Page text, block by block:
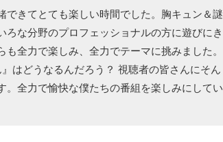
できてとても楽しい時間でした。胸キュン＆謎
な分野のプロフェッショナルの方に遊びにき
全力で楽しみ、全力でテーマに挑みました。
はどうなるんだろう？ 視聴者の皆さんにそん
。全力で愉快な僕たちの番組を楽しみにしてい